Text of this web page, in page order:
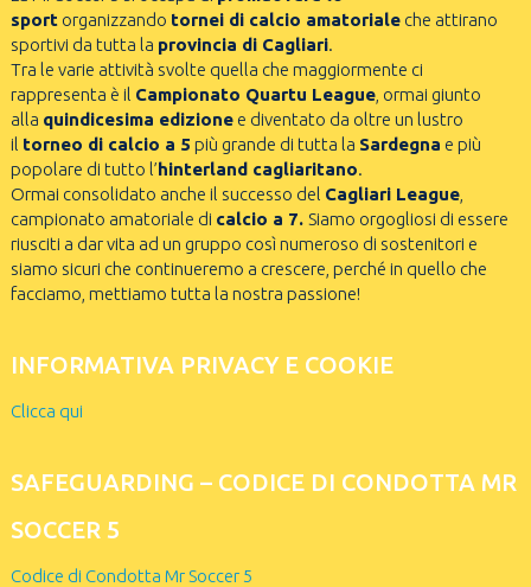
sportorganizzando tornei di calcio amatorialeche attirano
sportivi da tutta la provincia di Cagliari.
Tra le varie attività svolte quella che maggiormente ci
rappresenta è il Campionato Quartu League, ormai giunto
alla quindicesima edizionee diventato da oltre un lustro
il torneo di calcio a 5 più grande di tutta la Sardegna e più
popolare di tutto l’hinterland cagliaritano.
Ormai consolidato anche il successo del Cagliari League,
campionato amatoriale di calcio a 7. Siamo orgogliosi di essere
riusciti a dar vita ad un gruppo così numeroso di sostenitori e
siamo sicuri che continueremo a crescere, perché in quello che
facciamo, mettiamo tutta la nostra passione!
INFORMATIVA PRIVACY E COOKIE
Clicca qui
SAFEGUARDING – CODICE DI CONDOTTA MR
SOCCER 5
Codice di Condotta Mr Soccer 5